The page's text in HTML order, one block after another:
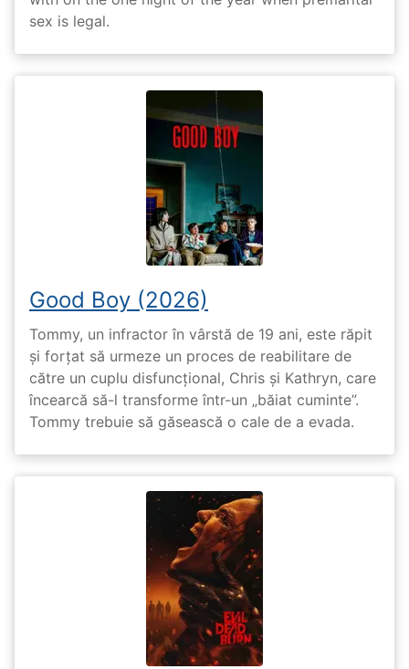
sex is legal.
Good Boy (2026)
Tommy, un infractor în vârstă de 19 ani, este răpit
și forțat să urmeze un proces de reabilitare de
către un cuplu disfuncțional, Chris și Kathryn, care
încearcă să-l transforme într-un „băiat cuminte”.
Tommy trebuie să găsească o cale de a evada.